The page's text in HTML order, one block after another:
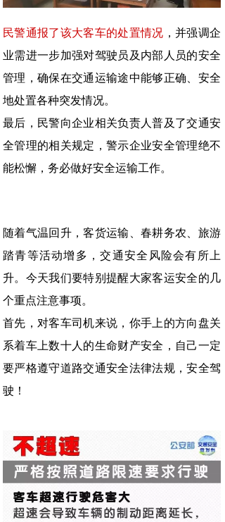
民警通报了该大客车的处置情况 ，并强调企
业需进一步加强对驾驶员及内部人员的安全
管理，确保在交通运输途中能够正确、安全
地处置各种突发情况。
最后，民警向企业相关负责人普及了交通安
全管理的相关规定，警示企业安全管理绝不
能松懈，务必做好安全运输工作。
随着气温回升，客货运输、春耕务农、旅游
踏青等活动增多，交通安全风险会有所上
升。今天我们要特别提醒大家客运安全的几
个重点注意事项。
首先，对客车司机来说，你手上的方向盘关
系着车上数十人的生命财产安全，自己一定
要严格遵守道路交通安全法律法规，安全驾
驶！